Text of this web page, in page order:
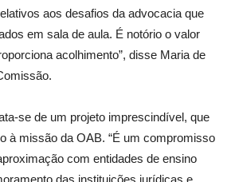
aos desafios da advocacia que
em sala de aula. É notório o valor
acolhimento”, disse Maria de
se de um projeto imprescindível, que
à missão da OAB. “É um compromisso
com entidades de ensino
das instituições jurídicas e